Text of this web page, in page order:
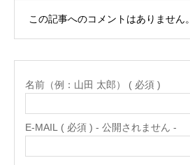
この記事へのコメントはありません。
名前（例：山田 太郎） ( 必須 )
E-MAIL ( 必須 ) - 公開されません -